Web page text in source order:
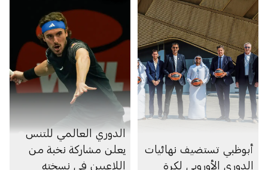
أبوظبي تستضيف نهائيات
الدوري الأوروبي لكرة
الدوري العالمي للتنس
يعلن مشاركة نخبة من
اللاعبين في نسخته